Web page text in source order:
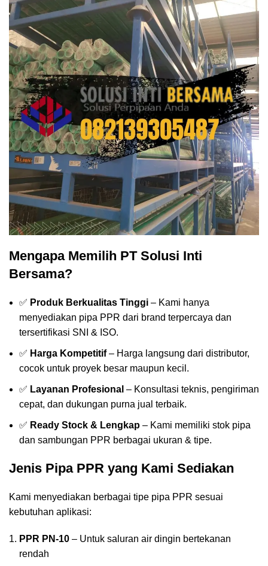
Mengapa Memilih PT Solusi Inti
Bersama?
✅ Produk Berkualitas Tinggi – Kami hanya
menyediakan pipa PPR dari brand terpercaya dan
tersertifikasi SNI & ISO.
✅ Harga Kompetitif– Harga langsung dari distributor,
cocok untuk proyek besar maupun kecil.
✅ Layanan Profesional – Konsultasi teknis, pengiriman
cepat, dan dukungan purna jual terbaik.
✅ Ready Stock & Lengkap – Kami memiliki stok pipa
dan sambungan PPR berbagai ukuran & tipe.
Jenis Pipa PPR yang Kami Sediakan
Kami menyediakan berbagai tipe pipa PPR sesuai
kebutuhan aplikasi:
PPR PN-10 – Untuk saluran air dingin bertekanan
rendah